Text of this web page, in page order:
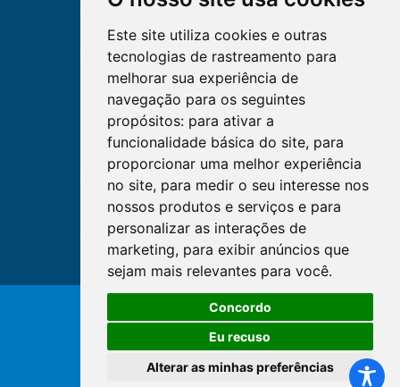
Este site utiliza cookies e outras
tecnologias de rastreamento para
melhorar sua experiência de
navegação para os seguintes
propósitos: para ativar a
funcionalidade básica do site, para
proporcionar uma melhor experiência
no site, para medir o seu interesse nos
nossos produtos e serviços e para
personalizar as interações de
marketing, para exibir anúncios que
sejam mais relevantes para você.
Concordo
Eu recuso
Alterar as minhas preferências
© Copyright 2026 - Cofen/CORENs